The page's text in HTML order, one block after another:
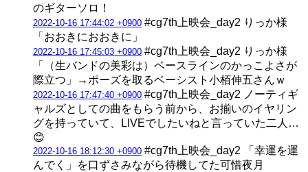
のギターソロ！
2022-10-16 17:44:02 +0900 #cg7th上映会_day2 りっか様
「おおきにおおきに」
2022-10-16 17:45:03 +0900 #cg7th上映会_day2 りっか様
「（生バンドの美彩は）ベースラインのかっこよさが
際立つ」→ポーズを取るベーシスト小栢伸五さんｗ
2022-10-16 17:47:40 +0900 #cg7th上映会_day2 ノーティギ
ャルズとしての曲をもらう前から、お揃いのイヤリン
グを持っていて、LIVEでしたいねと言っていた二人…
😊
2022-10-16 18:12:30 +0900 #cg7th上映会_day2 「幸運を運
んでく」を口ずさみながら待機してた可惜夜月